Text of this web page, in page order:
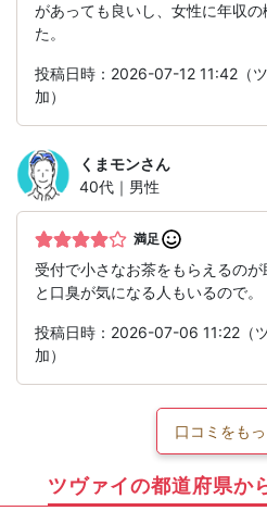
があっても良いし、女性に年収
た。
投稿日時：2026-07-12 11:42（
加）
くまモンさん
40代｜男性
満足
受付で小さなお茶をもらえるのが
と口臭が気になる人もいるので。
投稿日時：2026-07-06 11:22（
加）
口コミをも
ツヴァイの都道府県か